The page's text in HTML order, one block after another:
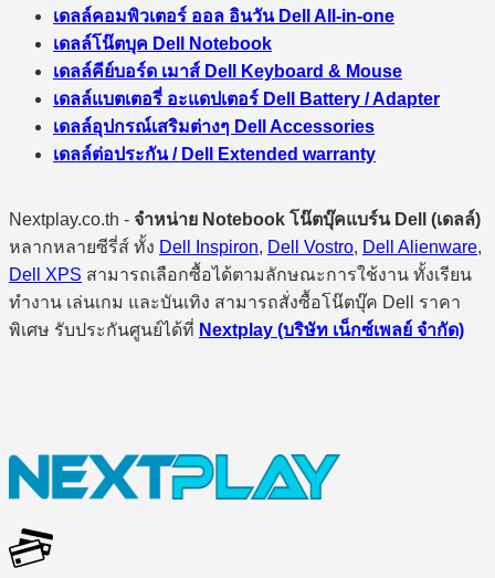
เดลล์คอมพิวเตอร์ ออล อินวัน Dell All-in-one
เดลล์โน๊ตบุค Dell Notebook
เดลล์คีย์บอร์ด เมาส์ Dell Keyboard & Mouse
เดลล์แบตเตอรี่ อะแดปเตอร์ Dell Battery / Adapter
เดลล์อุปกรณ์เสริมต่างๆ Dell Accessories
เดลล์ต่อประกัน / Dell Extended warranty
Nextplay.co.th - จำหน่าย Notebook โน๊ตบุ๊คแบร์น Dell (เดลล์)
หลากหลายซีรี่ส์ ทั้ง Dell Inspiron, Dell Vostro, Dell Alienware,
Dell XPS สามารถเลือกซื้อได้ตามลักษณะการใช้งาน ทั้งเรียน
ทำงาน เล่นเกม และบันเทิง สามารถสั่งซื้อโน๊ตบุ๊ค Dell ราคา
พิเศษ รับประกันศูนย์ได้ที่ Nextplay (บริษัท เน็กซ์เพลย์ จำกัด)